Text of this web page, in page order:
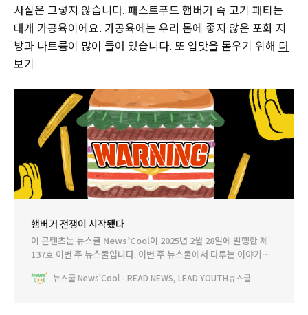
사실은 그렇지 않습니다. 패스트푸드 햄버거 속 고기 패티는
대개 가공육이에요. 가공육에는 우리 몸에 좋지 않은 포화 지
방과 나트륨이 많이 들어 있습니다. 또 입맛을 돋우기 위해 더
보기
햄버거 전쟁이 시작됐다
이 콘텐츠는 뉴스쿨 News’Cool이 2025년 2월 28일에 발행한 제
137호 이번 주 뉴스쿨입니다.‌ 이번 주 뉴스쿨에서 다루는 이야기는...
뉴스쿨TV - 햄버거는 어떻게 탄생했을까?!PLAY - 나만의 건강 햄버
뉴스쿨 News'Cool - READ NEWS, LEAD YOUTH뉴스쿨